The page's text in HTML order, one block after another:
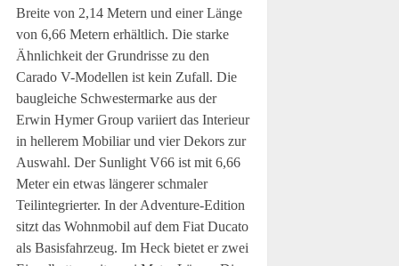
Breite von 2,14 Metern und einer Länge
von 6,66 Metern erhältlich. Die starke
Ähnlichkeit der Grundrisse zu den
Carado V-Modellen ist kein Zufall. Die
baugleiche Schwestermarke aus der
Erwin Hymer Group variiert das Interieur
in hellerem Mobiliar und vier Dekors zur
Auswahl. Der Sunlight V66 ist mit 6,66
Meter ein etwas längerer schmaler
Teilintegrierter. In der Adventure-Edition
sitzt das Wohnmobil auf dem Fiat Ducato
als Basisfahrzeug. Im Heck bietet er zwei